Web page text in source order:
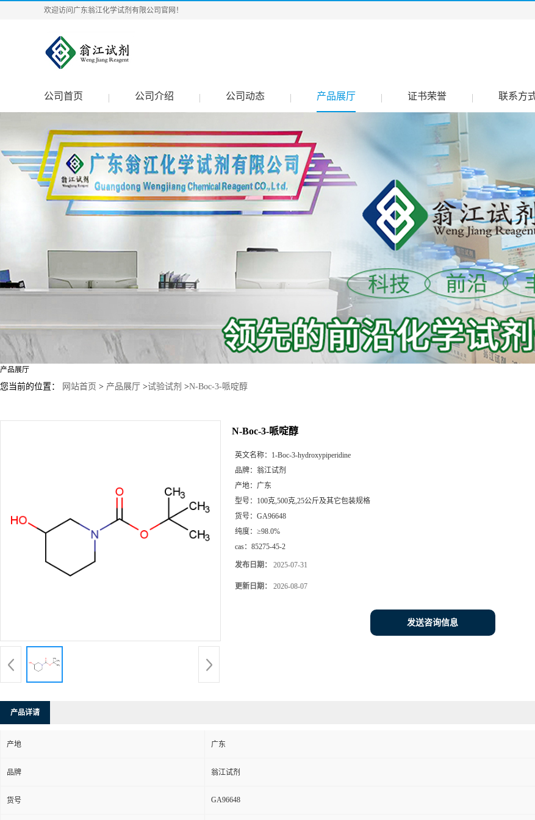
欢迎访问广东翁江化学试剂有限公司官网！
公司首页 公司介绍 公司动态 产品展厅 证书荣誉 联系方
产品展厅
您当前的位置： 网站首页 > 产品展厅 >试验试剂 >N-Boc-3-哌啶醇
N-Boc-3-哌啶醇
英文名称： 1-Boc-3-hydroxypiperidine
品牌： 翁江试剂
产地： 广东
型号： 100克,500克,25公斤及其它包装规格
货号： GA96648
纯度： ≥98.0%
cas： 85275-45-2
发布日期： 2025-07-31
更新日期： 2026-08-07
发送咨询信息
产品详请
产地 广东
品牌 翁江试剂
货号 GA96648